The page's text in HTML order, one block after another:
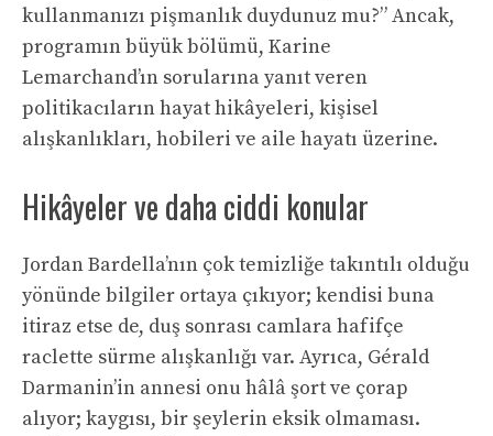
kullanmanızı pişmanlık duydunuz mu?” Ancak,
programın büyük bölümü, Karine
Lemarchand’ın sorularına yanıt veren
politikacıların hayat hikâyeleri, kişisel
alışkanlıkları, hobileri ve aile hayatı üzerine.
Hikâyeler ve daha ciddi konular
Jordan Bardella’nın çok temizliğe takıntılı olduğu
yönünde bilgiler ortaya çıkıyor; kendisi buna
itiraz etse de, duş sonrası camlara hafifçe
raclette sürme alışkanlığı var. Ayrıca, Gérald
Darmanin’in annesi onu hâlâ şort ve çorap
alıyor; kaygısı, bir şeylerin eksik olmaması.